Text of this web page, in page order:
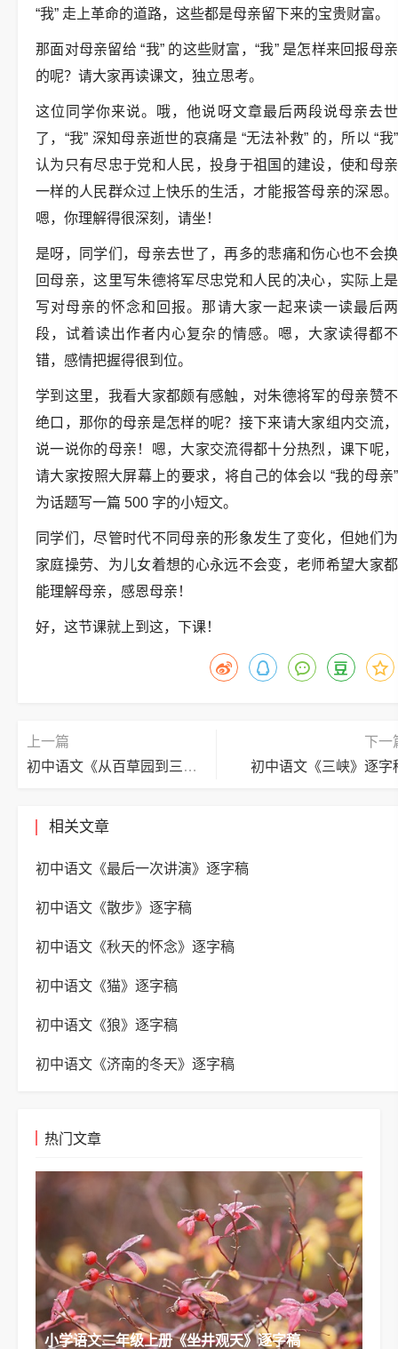
“我” 走上革命的道路，这些都是母亲留下来的宝贵财富。
那面对母亲留给 “我” 的这些财富，“我” 是怎样来回报母亲
的呢？请大家再读课文，独立思考。
这位同学你来说。哦，他说呀文章最后两段说母亲去世
了，“我” 深知母亲逝世的哀痛是 “无法补救” 的，所以 “我”
认为只有尽忠于党和人民，投身于祖国的建设，使和母亲
一样的人民群众过上快乐的生活，才能报答母亲的深恩。
嗯，你理解得很深刻，请坐！
是呀，同学们，母亲去世了，再多的悲痛和伤心也不会换
回母亲，这里写朱德将军尽忠党和人民的决心，实际上是
写对母亲的怀念和回报。那请大家一起来读一读最后两
段，试着读出作者内心复杂的情感。嗯，大家读得都不
错，感情把握得很到位。
学到这里，我看大家都颇有感触，对朱德将军的母亲赞不
绝口，那你的母亲是怎样的呢？接下来请大家组内交流，
说一说你的母亲！嗯，大家交流得都十分热烈，课下呢，
请大家按照大屏幕上的要求，将自己的体会以 “我的母亲”
为话题写一篇 500 字的小短文。
同学们，尽管时代不同母亲的形象发生了变化，但她们为
家庭操劳、为儿女着想的心永远不会变，老师希望大家都
能理解母亲，感恩母亲！
好，这节课就上到这，下课！
上一篇
初中语文《从百草园到三味书屋》逐字稿
下一
初中语文《三峡》逐字
相关文章
初中语文《最后一次讲演》逐字稿
初中语文《散步》逐字稿
初中语文《秋天的怀念》逐字稿
初中语文《猫》逐字稿
初中语文《狼》逐字稿
初中语文《济南的冬天》逐字稿
热门文章
小学语文二年级上册《坐井观天》逐字稿